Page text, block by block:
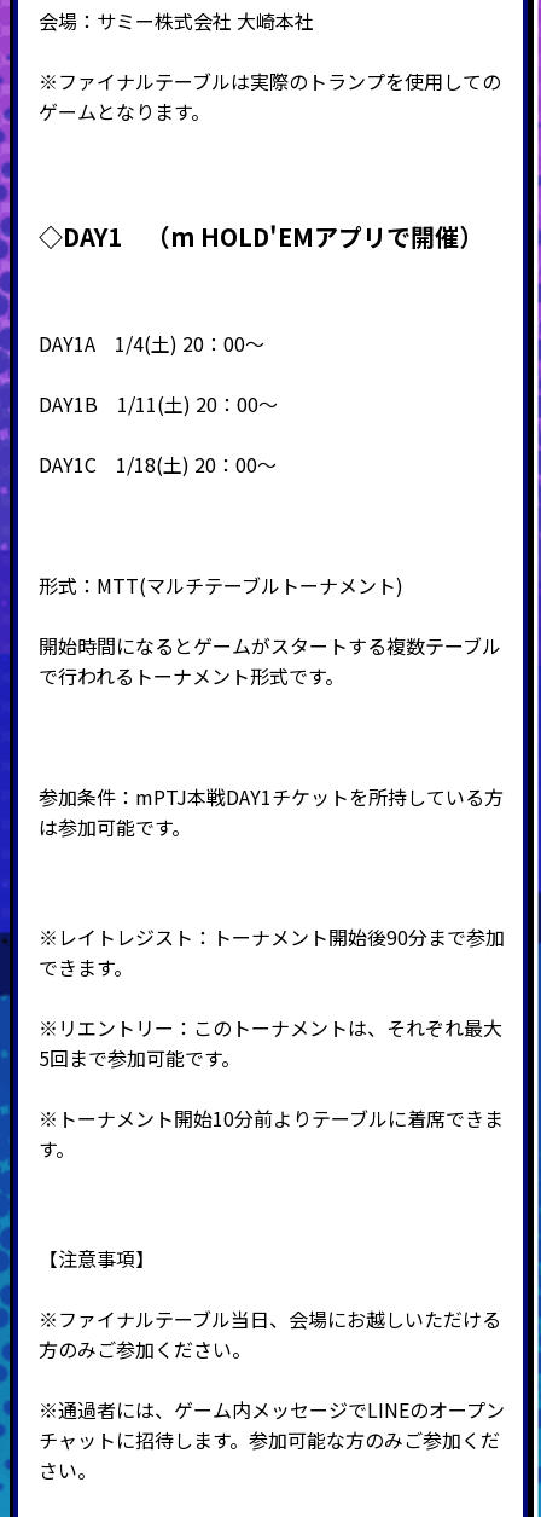
会場：サミー株式会社 大崎本社
※ファイナルテーブルは実際のトランプを使用しての
ゲームとなります。
◇DAY1 （m HOLD'EMアプリで開催）
DAY1A 1/4(土) 20：00～
DAY1B 1/11(土) 20：00～
DAY1C 1/18(土) 20：00～
形式： MTT(マルチテーブルトーナメント)
開始時間になるとゲームがスタートする複数テーブル
で行われるトーナメント形式です。
参加条件：mPTJ本戦DAY1チケットを所持している方
は参加可能です。
※レイトレジスト：トーナメント開始後90分まで参加
できます。
※ リエントリー：このトーナメントは、それぞれ最大
5回まで参加可能です。
※トーナメント開始10分前よりテーブルに着席できま
す。
【注意事項】
※ファイナルテーブル当日、会場にお越しいただける
方のみご参加ください。
※通過者には、ゲーム内メッセージでLINEのオープン
チャットに招待します。参加可能な方のみご参加くだ
さい。